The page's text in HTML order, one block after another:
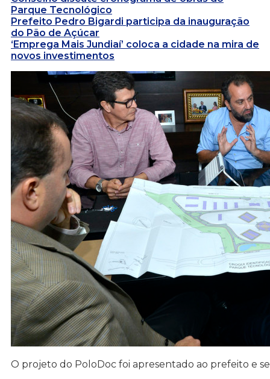
Parque Tecnológico
Prefeito Pedro Bigardi participa da inauguração
do Pão de Açúcar
‘Emprega Mais Jundiaí’ coloca a cidade na mira de
novos investimentos
O projeto do PoloDoc foi apresentado ao prefeito e